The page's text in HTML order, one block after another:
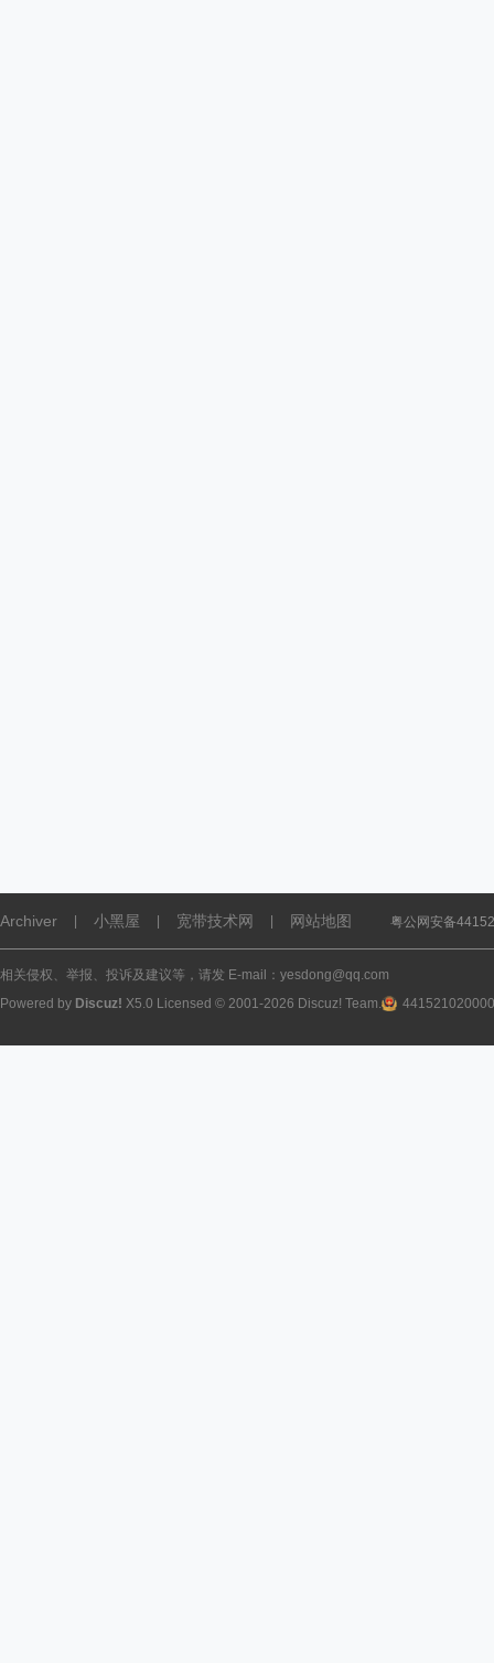
Archiver 小黑屋 宽带技术网 网站地图 粤公网安备
相关侵权、举报、投诉及建议等，请发 E-mail：yesdong@qq.com
Powered by Discuz! X5.0 Licensed © 2001-2026 Discuz! Team.